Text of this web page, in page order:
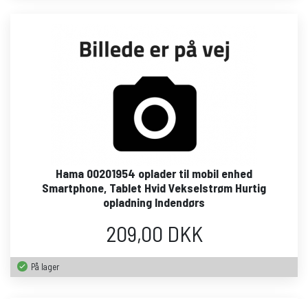
Hama 00201954 oplader til mobil enhed
Smartphone, Tablet Hvid Vekselstrøm Hurtig
opladning Indendørs
209,00 DKK
På lager